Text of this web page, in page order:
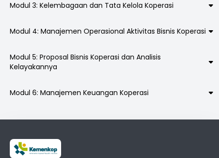
Modul 3: Kelembagaan dan Tata Kelola Koperasi
Modul 4: Manajemen Operasional Aktivitas Bisnis Koperasi
Modul 5: Proposal Bisnis Koperasi dan Analisis
Kelayakannya
Modul 6: Manajemen Keuangan Koperasi